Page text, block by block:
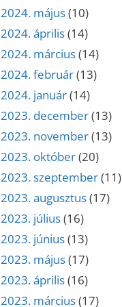
2024. május(10)
2024. április(14)
2024. március(14)
2024. február(13)
2024. január(14)
2023. december(13)
2023. november(13)
2023. október(20)
2023. szeptember(11)
2023. augusztus(17)
2023. július(16)
2023. június(13)
2023. május(17)
2023. április(16)
2023. március(17)